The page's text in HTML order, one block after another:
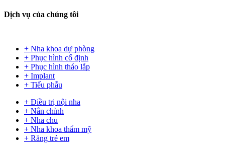
Dịch vụ của chúng tôi
+ Nha khoa dự phòng
+ Phục hình cố định
+ Phục hình tháo lắp
+ Implant
+ Tiểu phẫu
+ Điều trị nội nha
+ Nắn chỉnh
+ Nha chu
+ Nha khoa thẩm mỹ
+ Răng trẻ em